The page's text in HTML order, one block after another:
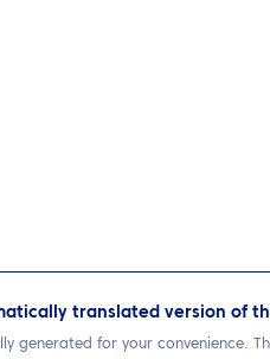
translated version of
generated for your convenience.